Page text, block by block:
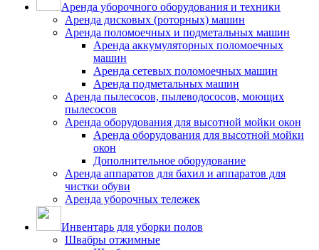
Аренда уборочного оборудования и техники
Аренда дисковых (роторных) машин
Аренда поломоечных и подметальных машин
Аренда аккумуляторных поломоечных
машин
Аренда сетевых поломоечных машин
Аренда подметальных машин
Аренда пылесосов, пылеводососов, моющих
пылесосов
Аренда оборудования для высотной мойки окон
Аренда оборудования для высотной мойки
окон
Дополнительное оборудование
Аренда аппаратов для бахил и аппаратов для
чистки обуви
Аренда уборочных тележек
Инвентарь для уборки полов
Швабры отжимные